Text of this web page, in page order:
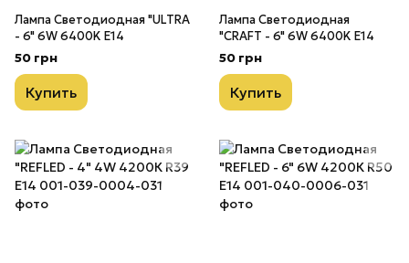
Лампа Светодиодная "ULTRA
- 6" 6W 6400K E14
50 грн
Купить
Лампа Светодиодная
"CRAFT - 6" 6W 6400K E14
50 грн
Купить